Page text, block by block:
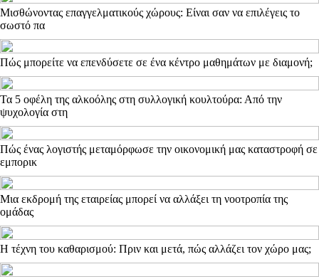
Μισθώνοντας επαγγελματικούς χώρους: Είναι σαν να επιλέγεις το
σωστό πα
Πώς μπορείτε να επενδύσετε σε ένα κέντρο μαθημάτων με διαμονή;
Τα 5 οφέλη της αλκοόλης στη συλλογική κουλτούρα: Από την
ψυχολογία στη
Πώς ένας λογιστής μεταμόρφωσε την οικονομική μας καταστροφή σε
εμπορικ
Μια εκδρομή της εταιρείας μπορεί να αλλάξει τη νοοτροπία της
ομάδας
Η τέχνη του καθαρισμού: Πριν και μετά, πώς αλλάζει τον χώρο μας;